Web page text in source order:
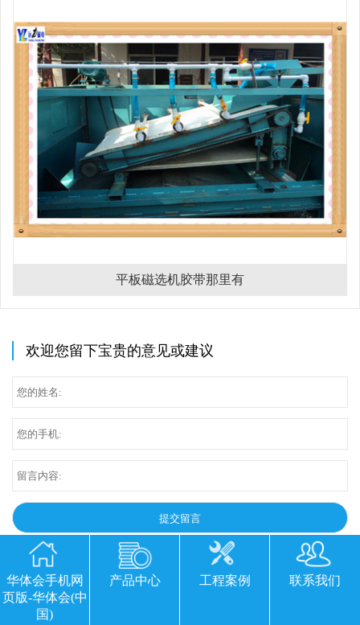
平板磁选机胶带那里有
欢迎您留下宝贵的意见或建议
华体会手机网
页版-华体会(中
国)
产品中心 工程案例 联系我们